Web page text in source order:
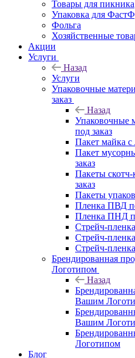
Товары для пикника
Упаковка для
Фольга
Хозяйственные
Акции
Услуги
Назад
Услуги
Упаковочные
заказ
Назад
Упаковочные
под заказ
Пакет майка
Пакет
заказ
Пакеты скотч-
заказ
Пакеты
Пленка ПВД
Пленка ПНД
Стрейч-
Стрейч-
Стрейч-
Брендированная
Логотипом
Назад
Вашим
Вашим
Логотипом
Блог